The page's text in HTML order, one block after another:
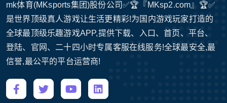
mk体育(MKsports集团)股份公司✅🏆『MKsp2.com』🏆✅
是世界顶级真人游戏让生活更精彩!为国内游戏玩家打造的
全球最顶级乐趣游戏APP,提供下载、入口、首页、平台、
登陆、官网、二十四小时专属客服在线服务!全球最安全,最
信誉,最公平的平台运营商!